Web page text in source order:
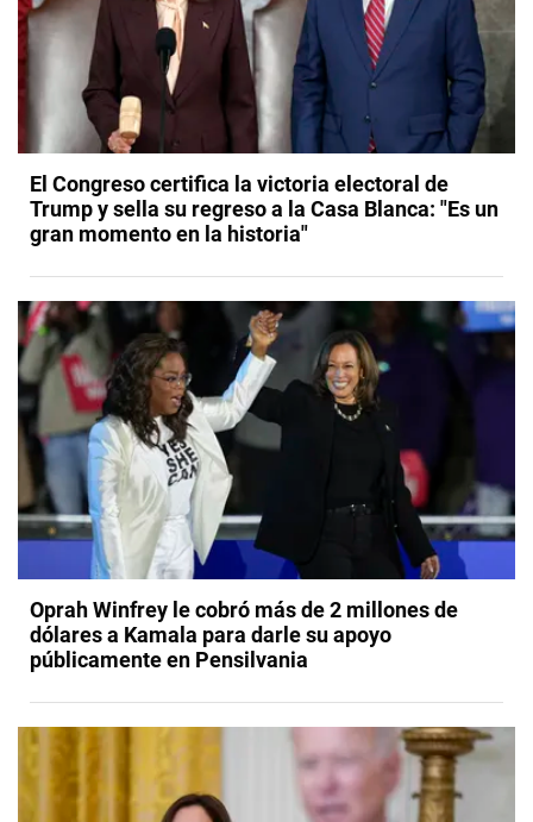
El Congreso certifica la victoria electoral de
Trump y sella su regreso a la Casa Blanca: "Es un
gran momento en la historia"
Oprah Winfrey le cobró más de 2 millones de
dólares a Kamala para darle su apoyo
públicamente en Pensilvania